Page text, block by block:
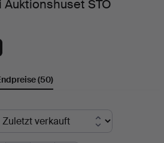
STO
(50)